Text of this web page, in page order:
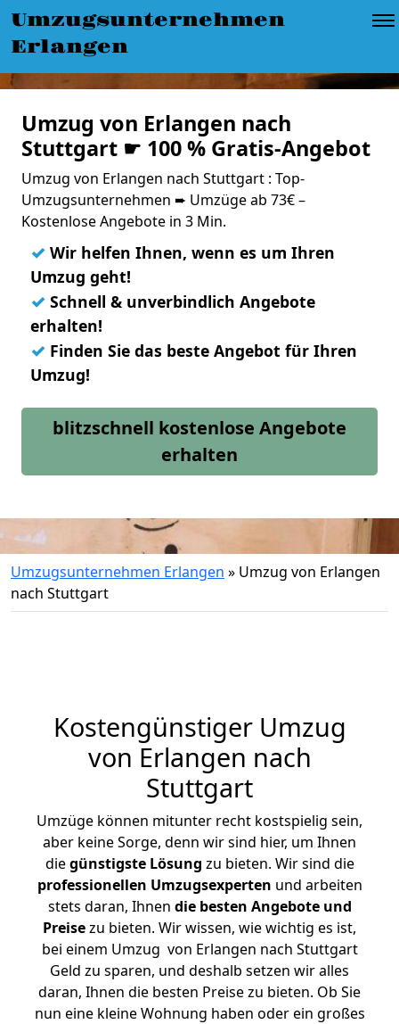
Umzugsunternehmen
Erlangen
Umzug von Erlangen nach
Stuttgart ☛ 100 % Gratis-Angebot
Umzug von Erlangen nach Stuttgart : Top-
Umzugsunternehmen ➨ Umzüge ab 73€ –
Kostenlose Angebote in 3 Min.
✓ Wir helfen Ihnen, wenn es um Ihren
Umzug geht!
✓ Schnell & unverbindlich Angebote
erhalten!
✓ Finden Sie das beste Angebot für Ihren
Umzug!
blitzschnell kostenlose Angebote
erhalten
Umzugsunternehmen Erlangen » Umzug von Erlangen
nach Stuttgart
Kostengünstiger Umzug
von Erlangen nach
Stuttgart
Umzüge können mitunter recht kostspielig sein,
aber keine Sorge, denn wir sind hier, um Ihnen
diegünstigste Lösung zu bieten. Wir sind die
professionellen Umzugsexperten und arbeiten
stets daran, Ihnen die besten Angebote und
Preisezu bieten. Wir wissen, wie wichtig es ist,
bei einem Umzug von Erlangen nach Stuttgart
Geld zu sparen, und deshalb setzen wir alles
daran, Ihnen die besten Preise zu bieten. Ob Sie
nun eine kleine Wohnung haben oder ein großes